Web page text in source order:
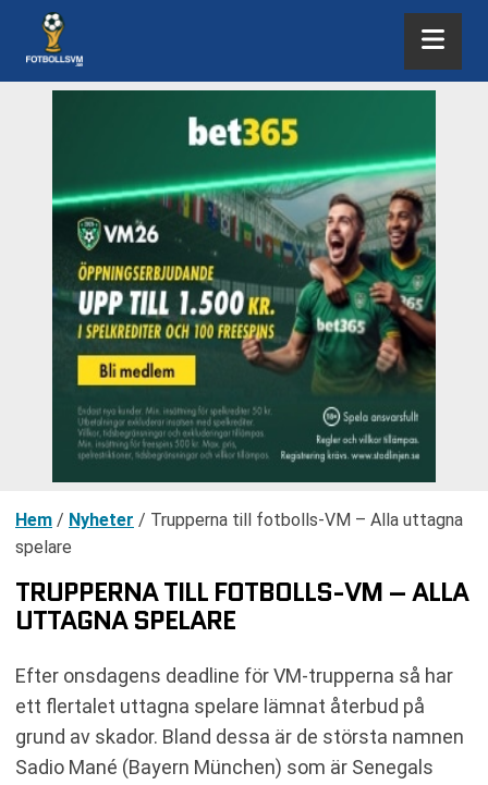
Hem / Nyheter / Trupperna till fotbolls-VM – Alla uttagna
spelare
TRUPPERNA TILL FOTBOLLS-VM – ALLA
UTTAGNA SPELARE
Efter onsdagens deadline för VM-trupperna så har
ett flertalet uttagna spelare lämnat återbud på
grund av skador. Bland dessa är de största namnen
Sadio Mané (Bayern München) som är Senegals